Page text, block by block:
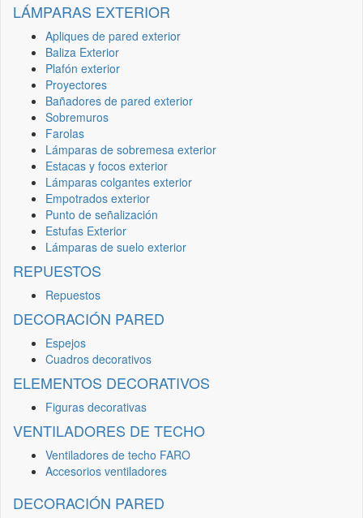
LÁMPARAS EXTERIOR
Apliques de pared exterior
Baliza Exterior
Plafón exterior
Proyectores
Bañadores de pared exterior
Sobremuros
Farolas
Lámparas de sobremesa exterior
Estacas y focos exterior
Lámparas colgantes exterior
Empotrados exterior
Punto de señalización
Estufas Exterior
Lámparas de suelo exterior
REPUESTOS
Repuestos
DECORACIÓN PARED
Espejos
Cuadros decorativos
ELEMENTOS DECORATIVOS
Figuras decorativas
VENTILADORES DE TECHO
Ventiladores de techo FARO
Accesorios ventiladores
DECORACIÓN PARED